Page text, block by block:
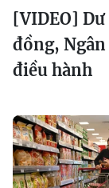
[VIDEO]
đồng,
điều hành